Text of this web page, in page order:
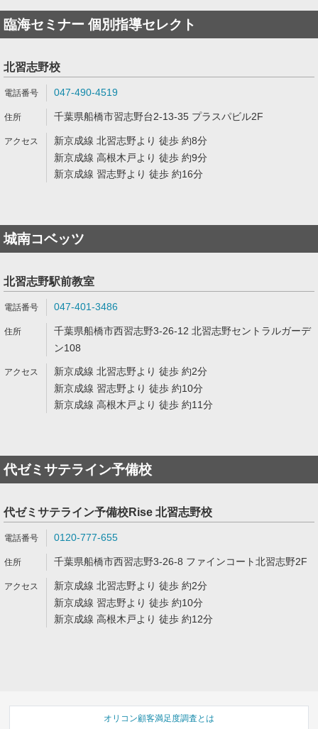
臨海セミナー 個別指導セレクト
北習志野校
047-490-4519
千葉県船橋市習志野台2-13-35 プラスパビル2F
新京成線 北習志野より 徒歩 約8分
新京成線 高根木戸より 徒歩 約9分
新京成線 習志野より 徒歩 約16分
城南コベッツ
北習志野駅前教室
047-401-3486
千葉県船橋市西習志野3-26-12 北習志野セントラルガーデ
ン108
新京成線 北習志野より 徒歩 約2分
新京成線 習志野より 徒歩 約10分
新京成線 高根木戸より 徒歩 約11分
代ゼミサテライン予備校
代ゼミサテライン予備校Rise 北習志野校
0120-777-655
千葉県船橋市西習志野3-26-8 ファインコート北習志野2F
新京成線 北習志野より 徒歩 約2分
新京成線 習志野より 徒歩 約10分
新京成線 高根木戸より 徒歩 約12分
オリコン顧客満足度調査とは